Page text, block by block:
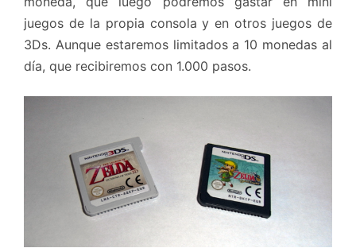
juegos de la propia consola y en otros juegos de
3Ds. Aunque estaremos limitados a 10 monedas al
día, que recibiremos con 1.000 pasos.